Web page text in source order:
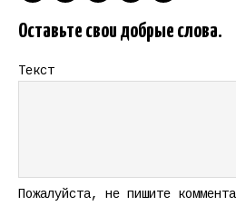
Оставьте свои добрые слова.
Текст
Пожалуйста, не пишите